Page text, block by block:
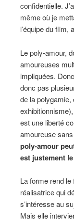
confidentielle.
même où je
l’équipe du film,
Le poly-amour,
amoureuses
impliquées.
donc pas
de la polygamie,
est une liberté
amoureuse
poly-amour
est justement
La forme rend
réalisatrice qui
s’intéresse au
Mais elle